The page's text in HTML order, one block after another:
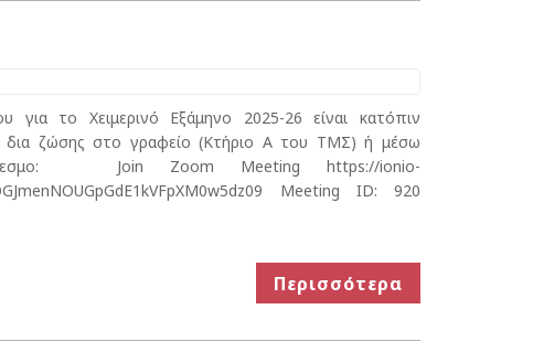
για το Χειμερινό Εξάμηνο 2025-26 είναι κατόπιν
δια ζώσης στο γραφείο (Κτήριο Α του ΤΜΣ) ή μέσω
Join Zoom Meeting https://ionio-
Meeting ID: 920
Περισσότερα